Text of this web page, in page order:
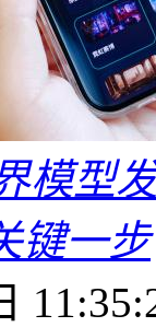
模型
键一步